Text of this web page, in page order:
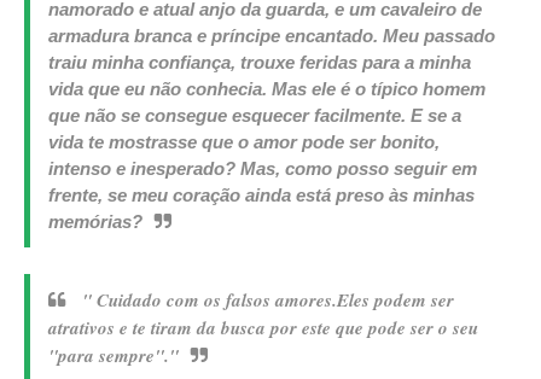
namorado e atual anjo da guarda, e um cavaleiro de
armadura branca e príncipe encantado. Meu passado
traiu minha confiança, trouxe feridas para a minha
vida que eu não conhecia. Mas ele é o típico homem
que não se consegue esquecer facilmente. E se a
vida te mostrasse que o amor pode ser bonito,
intenso e inesperado? Mas, como posso seguir em
frente, se meu coração ainda está preso às minhas
memórias?
" Cuidado com os falsos amores.Eles podem ser
atrativos e te tiram da busca por este que pode ser o seu
"para sempre"."